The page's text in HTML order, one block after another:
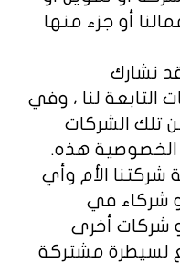
أو جزء منها
نشارك
التابعة لنا ، وفي
تلك الشركات
الخصوصية هذه.
شركتنا الأم وأي
شركاء في
شركات أخرى
لسيطرة مشتركة